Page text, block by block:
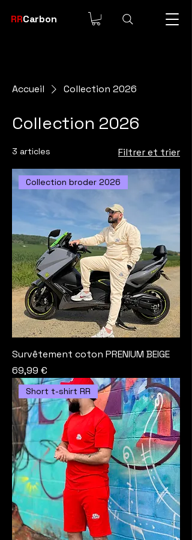
RRCarbon
Accueil Collection 2026
Collection 2026
3 articles Filtrer et trier
Collection broder 2026
Survêtement coton PRENIUM BEIGE
Prix
69,99 €
Short t-shirt RR